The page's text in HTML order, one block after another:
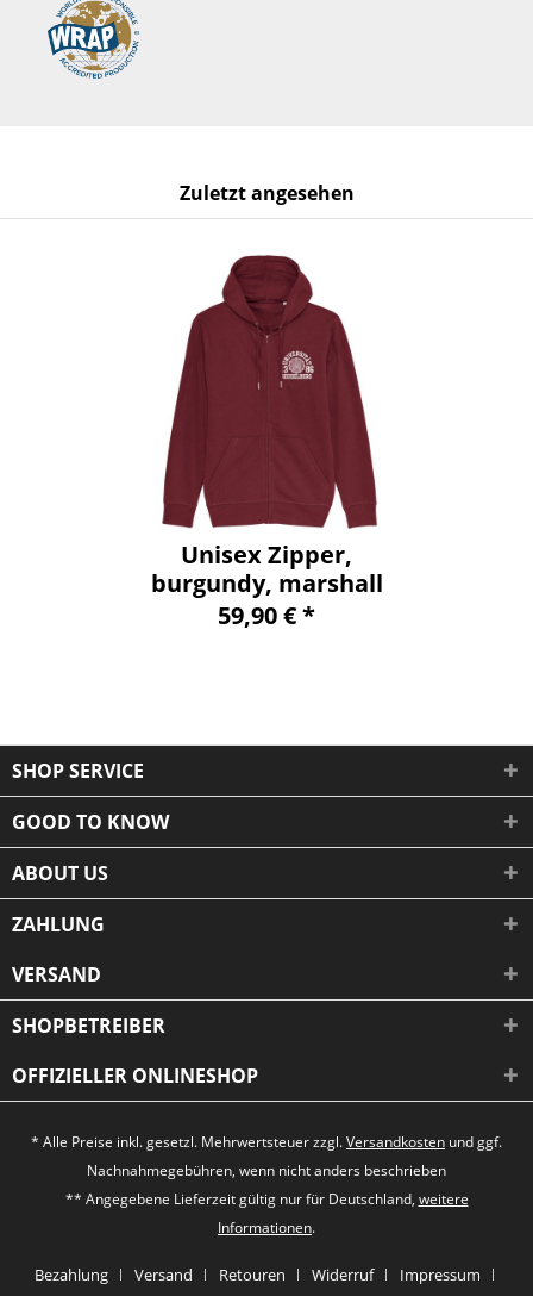
Zuletzt angesehen
Unisex Zipper,
burgundy, marshall
59,90 € *
SHOP SERVICE
GOOD TO KNOW
ABOUT US
ZAHLUNG
VERSAND
SHOPBETREIBER
OFFIZIELLER ONLINESHOP
* Alle Preise inkl. gesetzl. Mehrwertsteuer zzgl.Versandkosten und ggf.
Nachnahmegebühren, wenn nicht anders beschrieben
** Angegebene Lieferzeit gültig nur für Deutschland, weitere
Informationen.
Bezahlung Versand Retouren Widerruf Impressum